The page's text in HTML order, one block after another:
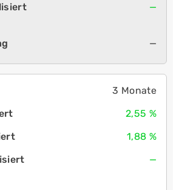
—
—
3 Monate
2,55 %
1,88 %
—